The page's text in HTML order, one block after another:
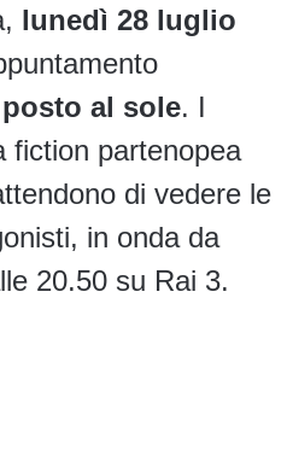
lunedì 28 luglio
al sole. I
fiction partenopea
di vedere le
in onda da
20.50 su Rai 3.